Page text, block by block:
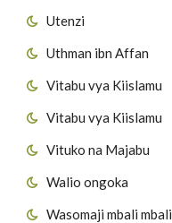
Utenzi
Uthman ibn Affan
Vitabu vya Kiislamu
Vitabu vya Kiislamu
Vituko na Majabu
Walio ongoka
Wasomaji mbali mbali